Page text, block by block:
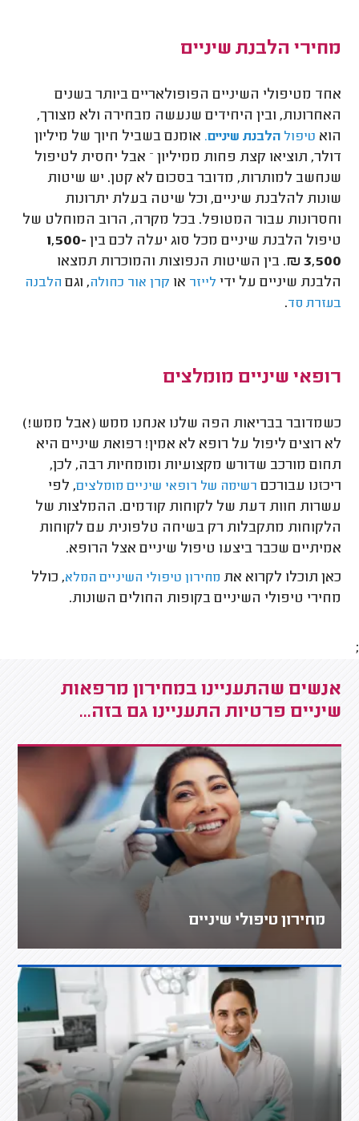
מחירי הלבנת שיניים
אחד מטיפולי השיניים הפופולאריים ביותר בשנים
האחרונות, ובין היחידים שנעשה מבחירה ולא מצורך,
הוא טיפולהלבנת שיניים. אומנם בשביל חיוך של מיליון
דולר, תוציאו קצת פחות ממיליון – אבל יחסית לטיפול
שנחשב למותרות, מדובר בסכום לא קטן. יש שיטות
שונות להלבנת שיניים, וכל שיטה בעלת יתרונות
וחסרונות עבור המטופל. בכל מקרה, הרוב המוחלט של
טיפול הלבנת שיניים מכל סוג יעלה לכם בין 1,500-
3,500 ₪
. בין השיטות הנפוצות והמוכרות תמצאו
הלבנת שיניים על ידי לייזר או קרן אור כחולה, וגם הלבנה
בעזרת סד.
רופאי שיניים מומלצים
כשמדובר בבריאות הפה שלנו אנחנו ממש (אבל ממש!)
לא רוצים ליפול על רופא לא אמין! רפואת שיניים היא
תחום מורכב שדורש מקצועיות ומומחיות רבה, לכן,
ריכזנו עבורכם רשימה של רופאי שיניים מומלצים, לפי
עשרות חוות דעת של לקוחות קודמים. ההמלצות של
הלקוחות מתקבלות רק בשיחה טלפונית עם לקוחות
אמיתיים שכבר ביצעו טיפול שיניים אצל הרופא.
כאן תוכלו לקרוא את מחירון טיפולי השיניים המלא, כולל
מחירי טיפולי השיניים בקופות החולים השונות.
;
אנשים שהתעניינו במחירון מרפאות
שיניים פרטיות התעניינו גם בזה...
מחירון טיפולי שיניים